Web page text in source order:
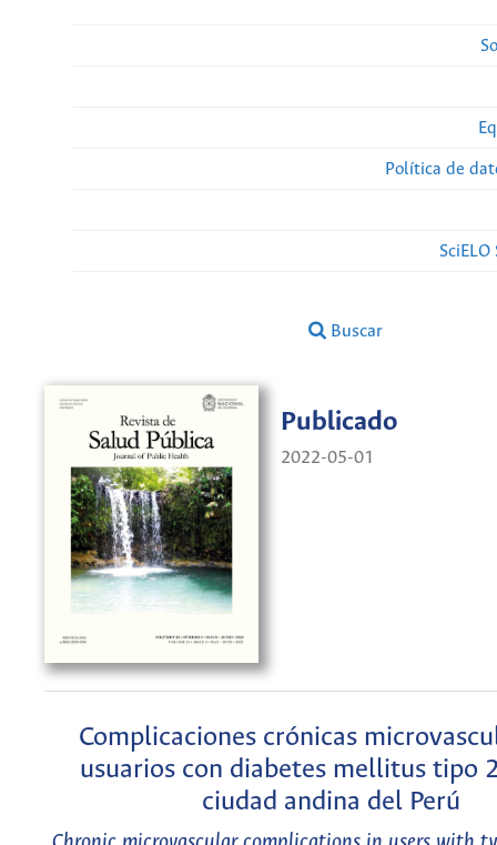
Política de
Buscar
Publicado
2022-05-01
Complicaciones crónicas
usuarios con diabetes mellitus tipo
ciudad andina del Perú